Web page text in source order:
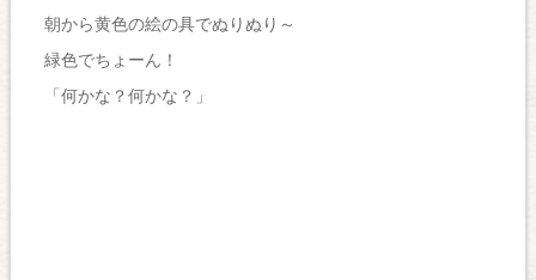
朝から黄色の絵の具でぬりぬり～
緑色でちょーん！
「何かな？何かな？」